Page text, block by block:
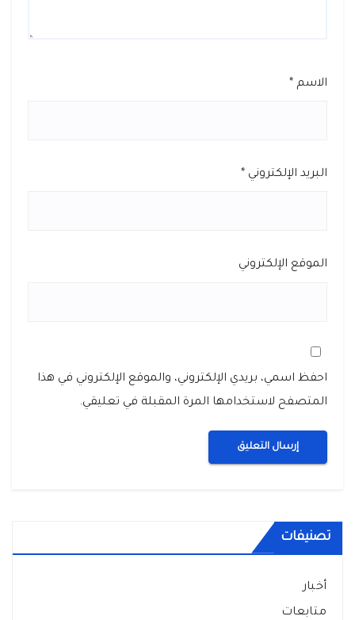
الاسم *
البريد الإلكتروني *
الموقع الإلكتروني
احفظ اسمي، بريدي الإلكتروني، والموقع الإلكتروني في هذا
المتصفح لاستخدامها المرة المقبلة في تعليقي.
تصنيفات
أخبار
متابعات